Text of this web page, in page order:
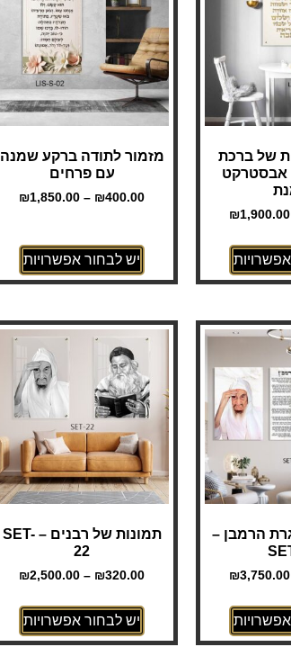
של ברכת
אבסטרקט
₪1,900.00
מזמור לתודה ברקע שמנה
עם פרחים
₪400.00
–
₪1,850.00
יש לבחור אפשרויות
הרמבן –
₪3,750.00
תמונות של רבנים – SET-
22
₪320.00
–
₪2,500.00
יש לבחור אפשרויות